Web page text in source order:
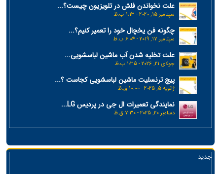
علت نخواندن فلش در تلویزیون چیست؟...
سپتامبر 15, 2020 - 1:13 ب.ظ
چگونه فن یخچال خود را تعمیر کنیم؟...
سپتامبر 17, 2019 - 6:04 ب.ظ
علت تخلیه شدن آب ماشین لباسشویی...
جولای 21, 2026 - 1:35 ب.ظ
پیچ ترنسلیت ماشین لباسشویی کجاست ؟...
ژانویه 5, 2025 - 10:00 ق.ظ
نمایندگی تعمیرات ال جی در پردیس LG...
دسامبر 20, 2025 - 7:30 ق.ظ
جدید